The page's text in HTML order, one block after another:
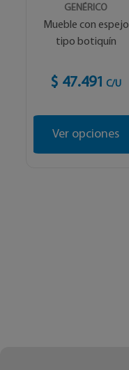
GENÉRICO
Mueble con espejo
tipo botiquín
$ 47.491 C/U
Ver opciones